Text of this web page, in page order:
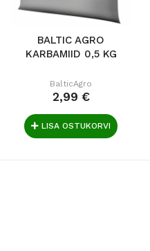
BALTIC AGRO
KARBAMIID 0,5 KG
BalticAgro
2,99 €
LISA OSTUKORVI